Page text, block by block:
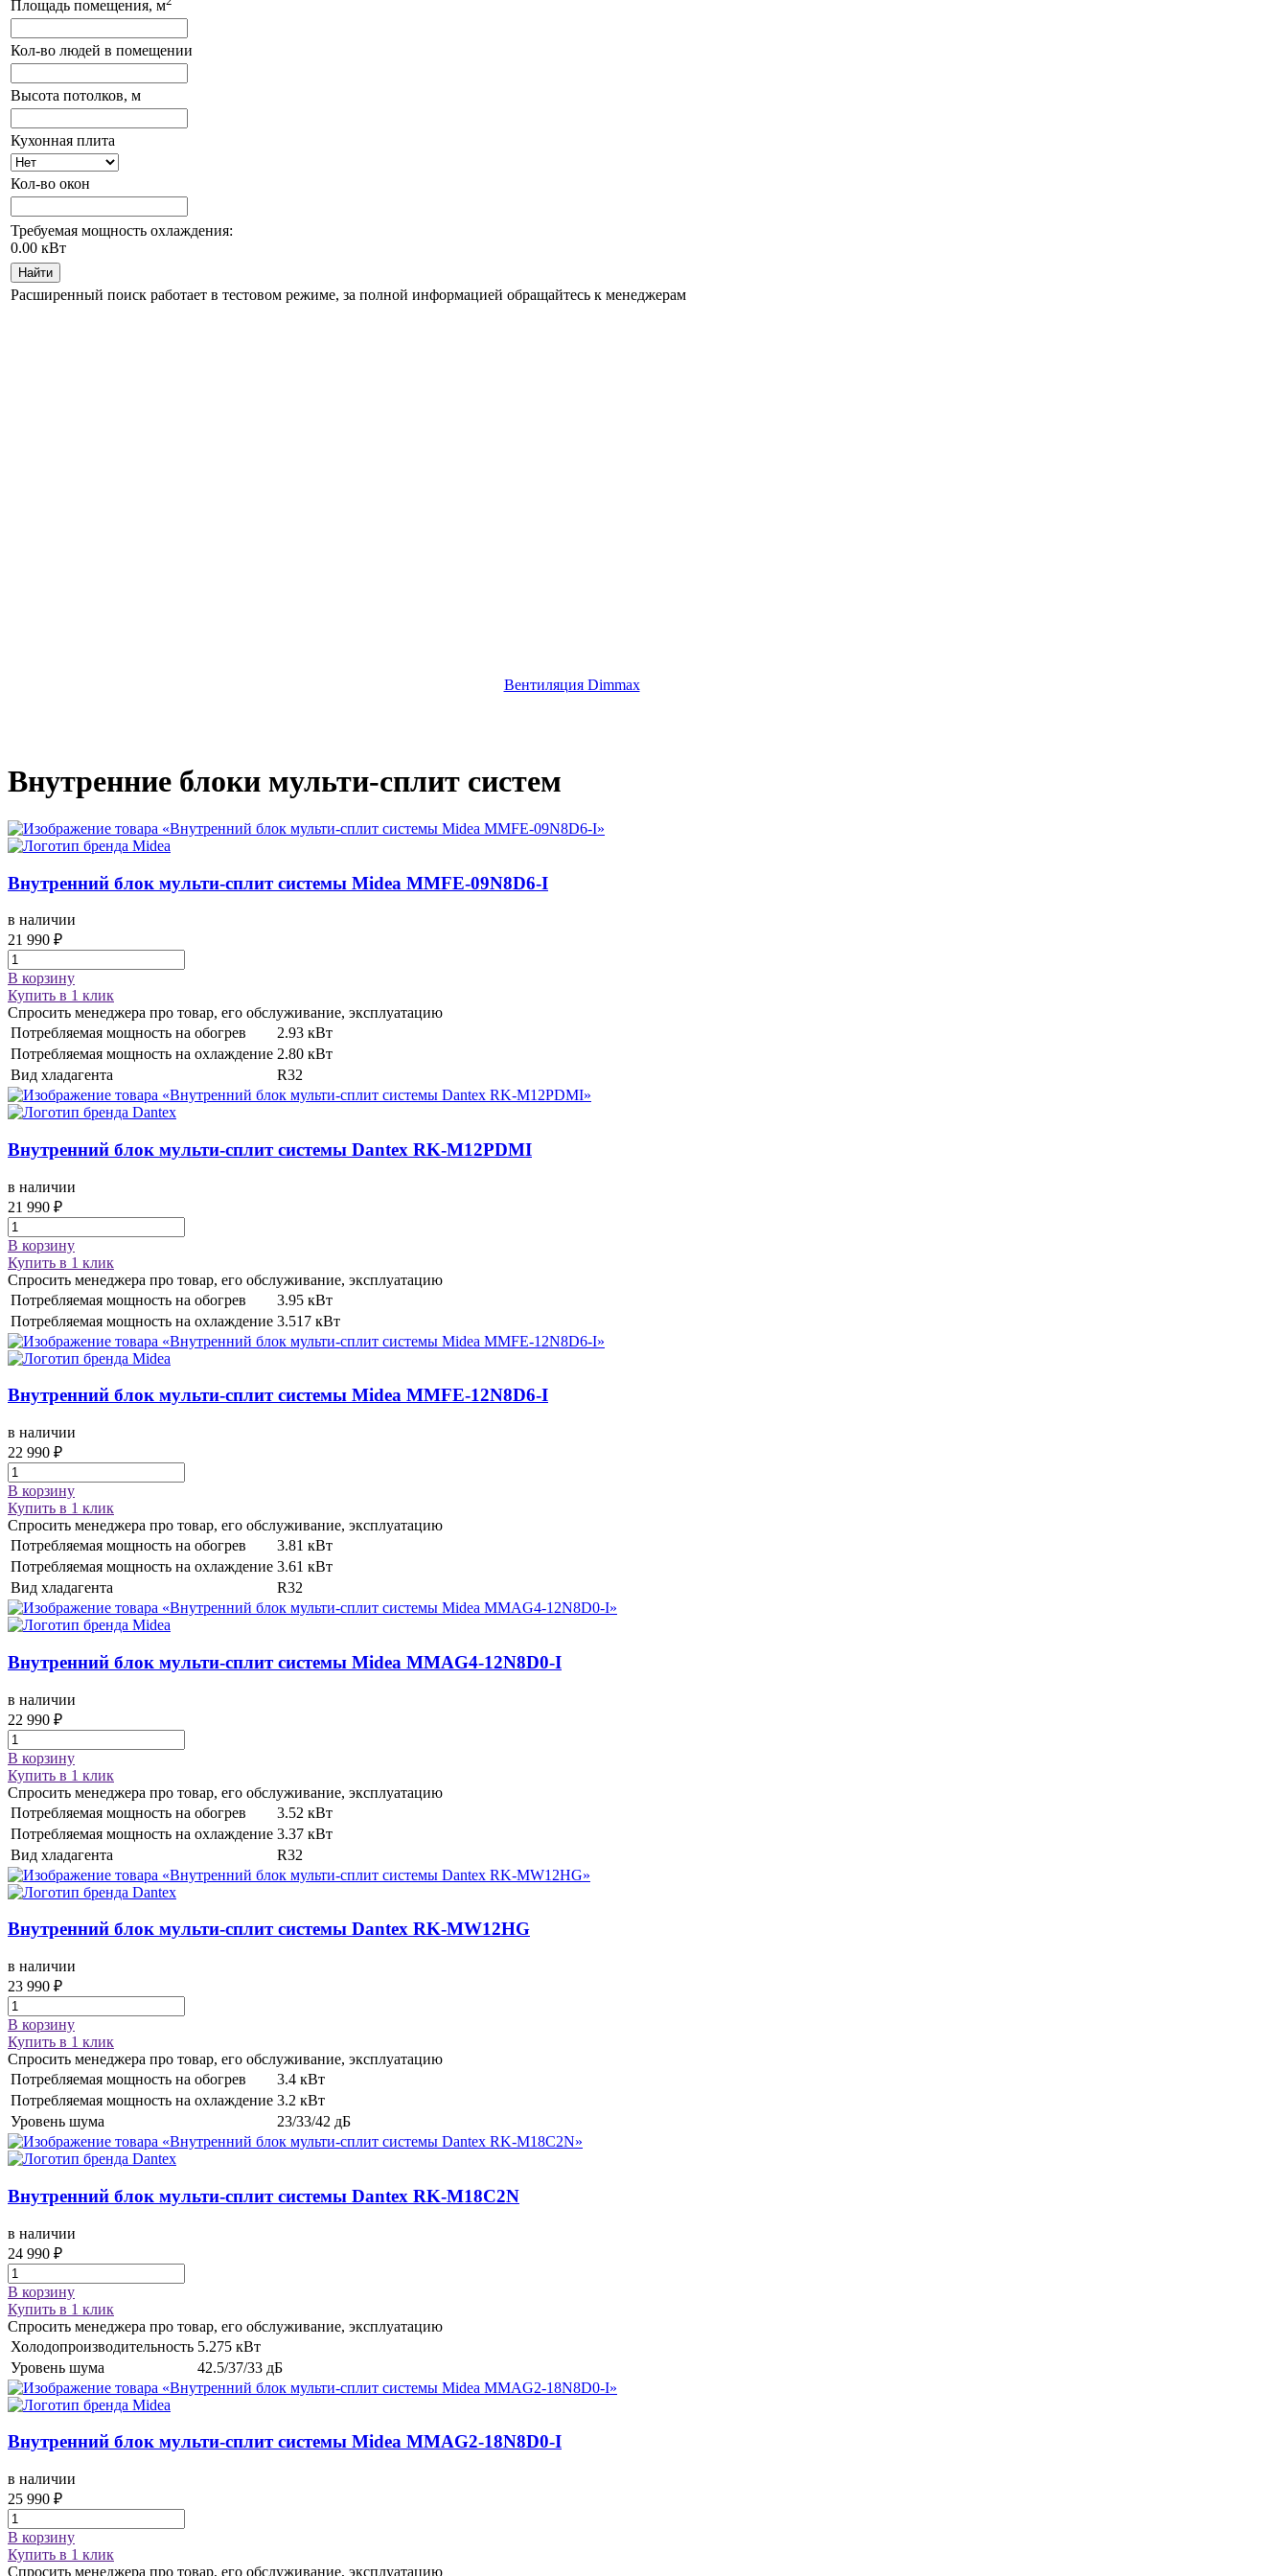
Площадь помещения, м
Кол-во людей в помещении
Высота потолков, м
Кухонная плита
Кол-во окон
Требуемая мощность охлаждения:
0.00 кВт
Найти
Расширенный поиск работает в тестовом режиме, за полной информацией обращайтесь к менеджерам
Вентиляция Dimmax
Внутренние блоки мульти-сплит систем
Внутренний блок мульти-сплит системы Midea MMFE-09N8D6-I
в наличии
21 990 ₽
В корзину
Купить в 1 клик
Спросить менеджера про товар, его обслуживание, эксплуатацию
Потребляемая мощность на обогрев
2.93 кВт
Потребляемая мощность на охлаждение 2.80 кВт
Вид хладагента
R32
Внутренний блок мульти-сплит системы Dantex RK-M12PDMI
в наличии
21 990 ₽
В корзину
Купить в 1 клик
Спросить менеджера про товар, его обслуживание, эксплуатацию
Потребляемая мощность на обогрев
3.95 кВт
Потребляемая мощность на охлаждение 3.517 кВт
Внутренний блок мульти-сплит системы Midea MMFE-12N8D6-I
в наличии
22 990 ₽
В корзину
Купить в 1 клик
Спросить менеджера про товар, его обслуживание, эксплуатацию
Потребляемая мощность на обогрев
3.81 кВт
Потребляемая мощность на охлаждение 3.61 кВт
Вид хладагента
R32
Внутренний блок мульти-сплит системы Midea MMAG4-12N8D0-I
в наличии
22 990 ₽
В корзину
Купить в 1 клик
Спросить менеджера про товар, его обслуживание, эксплуатацию
Потребляемая мощность на обогрев
3.52 кВт
Потребляемая мощность на охлаждение 3.37 кВт
Вид хладагента
R32
Внутренний блок мульти-сплит системы Dantex RK-MW12HG
в наличии
23 990 ₽
В корзину
Купить в 1 клик
Спросить менеджера про товар, его обслуживание, эксплуатацию
Потребляемая мощность на обогрев
3.4 кВт
Потребляемая мощность на охлаждение 3.2 кВт
Уровень шума
23/33/42 дБ
Внутренний блок мульти-сплит системы Dantex RK-M18C2N
в наличии
24 990 ₽
В корзину
Купить в 1 клик
Спросить менеджера про товар, его обслуживание, эксплуатацию
Холодопроизводительность 5.275 кВт
Уровень шума
42.5/37/33 дБ
Внутренний блок мульти-сплит системы Midea MMAG2-18N8D0-I
в наличии
25 990 ₽
В корзину
Купить в 1 клик
Спросить менеджера про товар, его обслуживание, эксплуатацию